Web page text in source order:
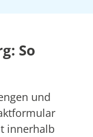
So
und
innerhalb